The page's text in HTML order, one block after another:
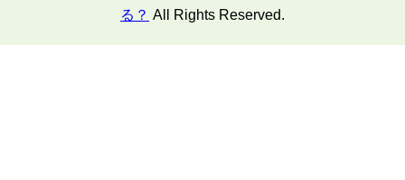
る？ All Rights Reserved.